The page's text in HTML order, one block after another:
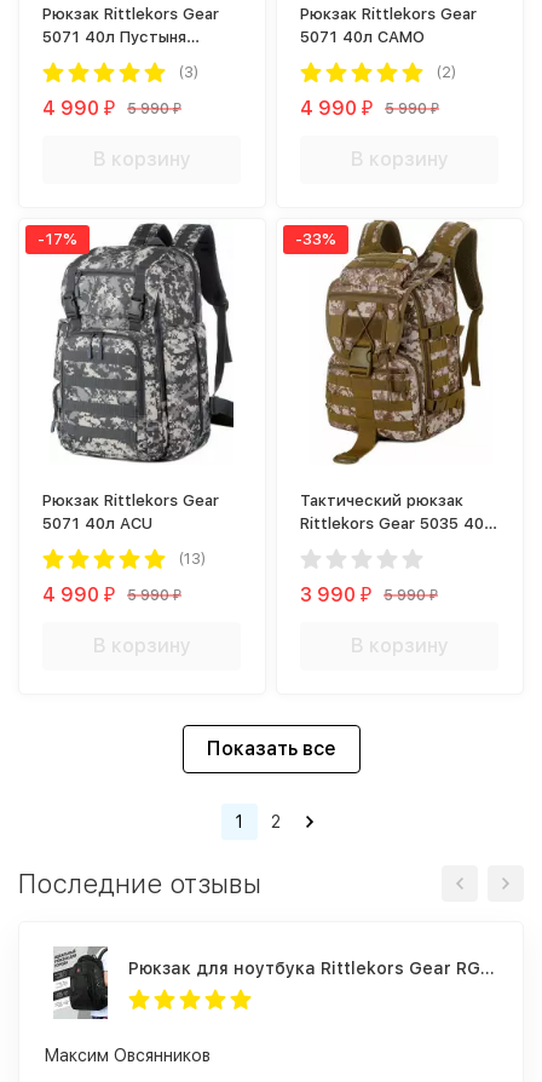
Рюкзак Rittlekors Gear
5071 40л Пустыня
цифра
(3)
4 990₽ 5 990₽
В корзину
Рюкзак Rittlekors Gear
5071 40л CAMO
(2)
4 990₽ 5 990₽
В корзину
-17%
Рюкзак Rittlekors Gear
5071 40л ACU
(13)
4 990₽ 5 990₽
В корзину
-33%
Тактический рюкзак
Rittlekors Gear 5035 40л
Пустыня цифра
3 990₽ 5 990₽
В корзину
Показать все
1 2
Последние отзывы
Рюкзак для ноутбука Rittlekors Gear RG1418 черный
Максим Овсянников